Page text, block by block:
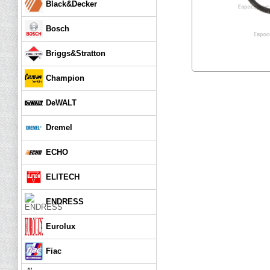
Black&Decker
Bosch
Briggs&Stratton
Champion
DeWALT
Dremel
ECHO
ELITECH
ENDRESS
Eurolux
Fiac